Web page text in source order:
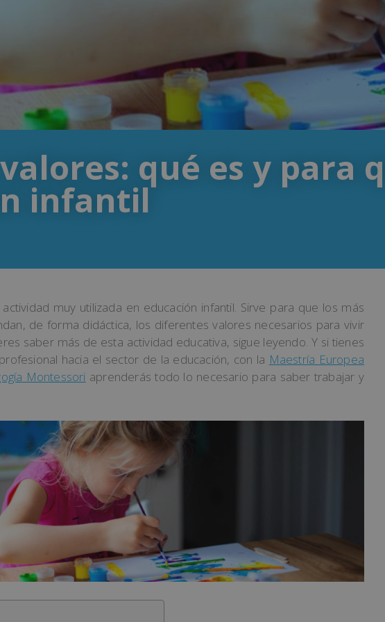
qué es y para
infantil
muy utilizada en educación infantil. Sirve para que los más
de forma didáctica, los diferentes valores necesarios para vivir
saber más de esta actividad educativa, sigue leyendo. Y si tienes
hacia el sector de la educación, con la Maestría Europea
Montessori aprenderás todo lo necesario para saber trabajar y